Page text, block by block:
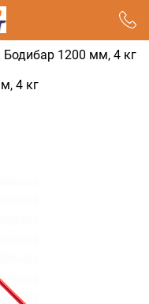
Бодибар 1200 мм, 4 кг
4 кг